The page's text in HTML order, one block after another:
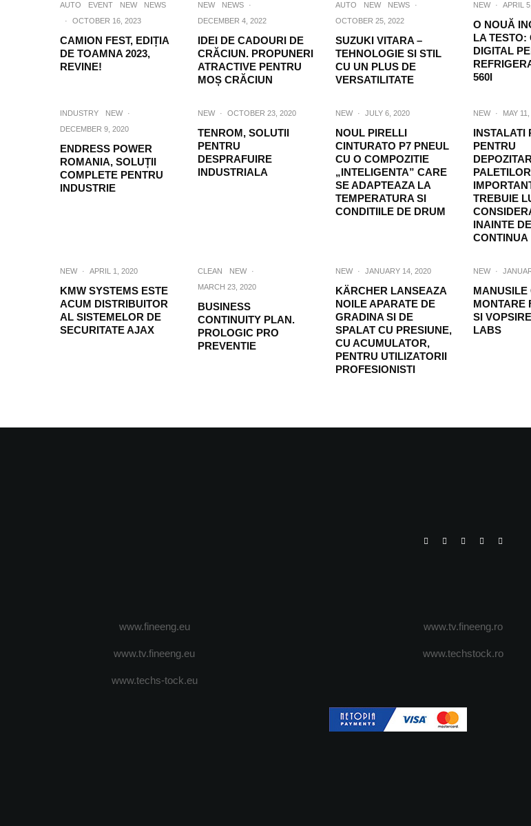
AUTO EVENT NEW
NEWS
·
OCTOBER 16, 2023
CAMION FEST, EDIȚIA
DE TOAMNA 2023,
REVINE!
NEW NEWS
·
DECEMBER 4, 2022
IDEI DE CADOURI DE
CRĂCIUN. PROPUNERI
ATRACTIVE PENTRU
MOȘ CRĂCIUN
AUTO NEW NEWS
·
OCTOBER 25, 2022
SUZUKI VITARA –
TEHNOLOGIE SI STIL
CU UN PLUS DE
VERSATILITATE
NEW · APRIL
O NOUĂ
LA TESTO:
DIGITAL
560I
INDUSTRY NEW
·
DECEMBER 9, 2020
ENDRESS POWER
ROMANIA, SOLUȚII
COMPLETE PENTRU
INDUSTRIE
NEW · OCTOBER 23, 2020
TENROM, SOLUTII
PENTRU
DESPRAFUIRE
INDUSTRIALA
NEW · JULY 6, 2020
NOUL PIRELLI
CINTURATO P7 PNEUL
CU O COMPOZITIE
„INTELIGENTA” CARE
SE ADAPTEAZA LA
TEMPERATURA SI
CONDITIILE DE DRUM
NEW · MAY
INSTALATI
PENTRU
TREBUIE
INAINTE
CONTINUA
NEW · APRIL 1, 2020
KMW SYSTEMS ESTE
ACUM DISTRIBUITOR
AL SISTEMELOR DE
SECURITATE AJAX
CLEAN NEW
·
MARCH 23, 2020
BUSINESS
CONTINUITY PLAN.
PROLOGIC PRO
PREVENTIE
NEW · JANUARY 14, 2020
KÄRCHER LANSEAZA
NOILE APARATE DE
GRADINA SI DE
SPALAT CU PRESIUNE,
CU ACUMULATOR,
PENTRU UTILIZATORII
PROFESIONISTI
NEW ·
MANUSILE
MONTARE
SI
LABS
www.fineeng.eu
www.tv.fineeng.eu
www.techs-tock.eu
www.tv.fineeng.ro
www.techstock.ro